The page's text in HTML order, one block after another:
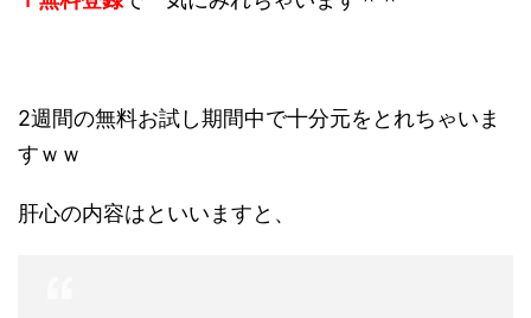
2週間の無料お試し期間中で十分元をとれちゃいま
すｗｗ
肝心の内容はといいますと、